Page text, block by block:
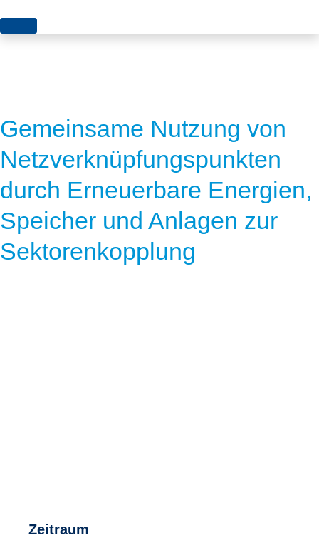
Themen
Flächen
Genehmigungen
Grundsatzfragen
Märkte
Netze
News
Blog
Karriere
Über uns
Stiftungsporträt
Gemeinsame Nutzung von
Netzverknüpfungspunkten
durch Erneuerbare Energien,
Speicher und Anlagen zur
Sektorenkopplung
Zeitraum